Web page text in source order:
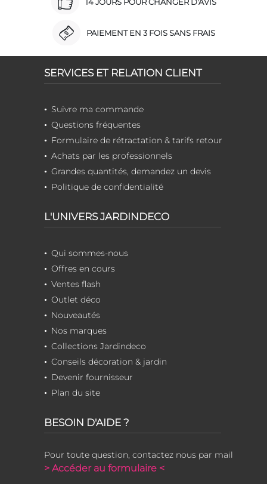
14 JOURS POUR CHANGER D'AVIS
PAIEMENT EN 3 FOIS SANS FRAIS
SERVICES ET RELATION CLIENT
Suivre ma commande
Questions fréquentes
Formulaire de rétractation & tarifs retour
Achats par les professionnels
Grandes quantités, demandez un devis
Politique de confidentialité
L'UNIVERS JARDINDECO
Qui sommes-nous
Offres en cours
Ventes flash
Outlet déco
Nouveautés
Nos marques
Collections Jardindeco
Conseils décoration & jardin
Devenir fournisseur
Plan du site
BESOIN D'AIDE ?
Pour toute question, contactez nous par mail
> Accéder au formulaire <